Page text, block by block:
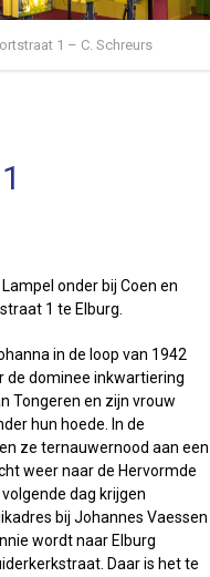
1 – C. Schreurs
onder bij Coen en
1 te Elburg.
in de loop van 1942
de dominee inkwartiering
Tongeren en zijn vrouw
hun hoede. In de
ze ternauwernood aan een
weer naar de Hervormde
dag krijgen
bij Johannes Vaessen
wordt naar Elburg
Daar is het te